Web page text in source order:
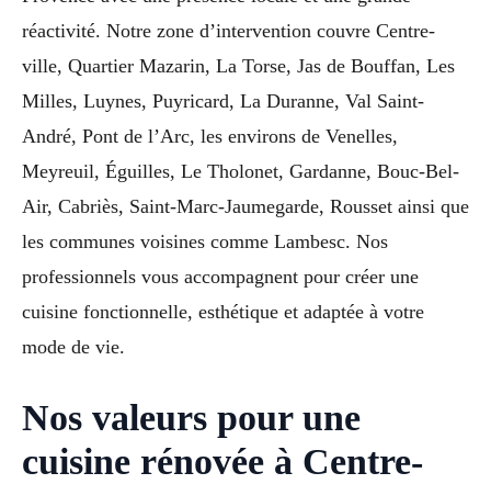
réactivité. Notre zone d’intervention couvre Centre-
ville, Quartier Mazarin, La Torse, Jas de Bouffan, Les
Milles, Luynes, Puyricard, La Duranne, Val Saint-
André, Pont de l’Arc, les environs de Venelles,
Meyreuil, Éguilles, Le Tholonet, Gardanne, Bouc-Bel-
Air, Cabriès, Saint-Marc-Jaumegarde, Rousset ainsi que
les communes voisines comme Lambesc. Nos
professionnels vous accompagnent pour créer une
cuisine fonctionnelle, esthétique et adaptée à votre
mode de vie.
Nos valeurs pour une
cuisine rénovée à Centre-